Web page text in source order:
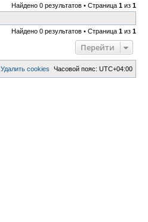
Найдено 0 результатов • Страница 1 из 1
Найдено 0 результатов • Страница 1 из 1
Перейти
Часовой пояс: UTC+04:00
Удалить cookies